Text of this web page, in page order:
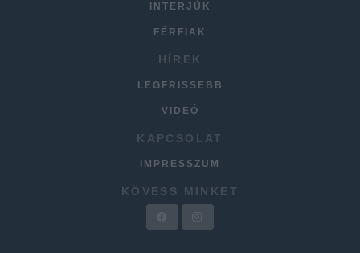
INTERJÚK
FÉRFIAK
HÍREK
LEGFRISSEBB
VIDEÓ
KAPCSOLAT
IMPRESSZUM
KÖVESS MINKET